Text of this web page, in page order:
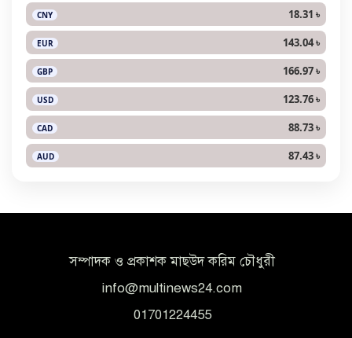
CNY 18.31 ৳
EUR 143.04 ৳
GBP 166.97 ৳
USD 123.76 ৳
CAD 88.73 ৳
AUD 87.43 ৳
সম্পাদক ও প্রকাশক মাছউদ করিম চৌধুরী
info@multinews24.com
01701224455